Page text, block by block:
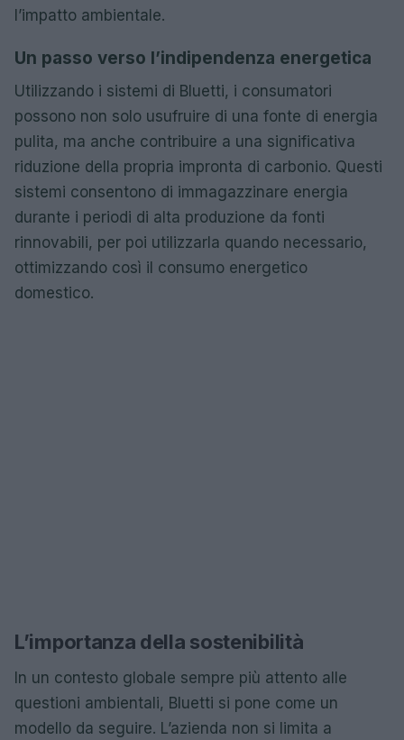
l’impatto ambientale.
Un passo verso l’indipendenza energetica
Utilizzando i sistemi di Bluetti, i consumatori
possono non solo usufruire di una fonte di energia
pulita, ma anche contribuire a una significativa
riduzione della propria impronta di carbonio. Questi
sistemi consentono di immagazzinare energia
durante i periodi di alta produzione da fonti
rinnovabili, per poi utilizzarla quando necessario,
ottimizzando così il consumo energetico
domestico.
L’importanza della sostenibilità
In un contesto globale sempre più attento alle
questioni ambientali, Bluetti si pone come un
modello da seguire. L’azienda non si limita a